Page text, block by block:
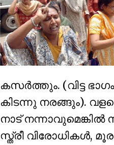
കസര്‍ത്തും. (വിട്ട
കിടന്നു നരങ്ങും).
നാട് നന്നാവുമെങ്കില്‍
സ്ത്രീ വിരോധികള്‍,